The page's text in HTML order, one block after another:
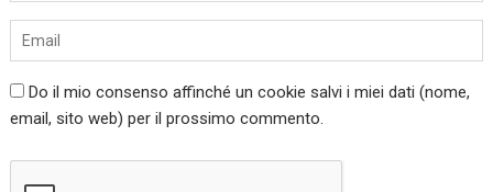
Do il mio consenso affinché un cookie salvi i miei dati (nome,
email, sito web) per il prossimo commento.